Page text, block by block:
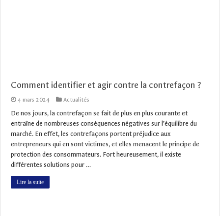
Comment identifier et agir contre la contrefaçon ?
4 mars 2024 Actualités
De nos jours, la contrefaçon se fait de plus en plus courante et
entraîne de nombreuses conséquences négatives sur l’équilibre du
marché. En effet, les contrefaçons portent préjudice aux
entrepreneurs qui en sont victimes, et elles menacent le principe de
protection des consommateurs. Fort heureusement, il existe
différentes solutions pour …
Lire la suite